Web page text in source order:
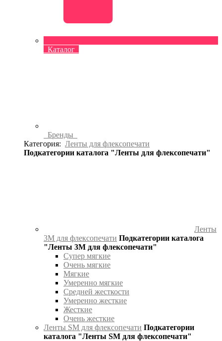
Каталог
Бренды
Категория: Ленты для флексопечати
Подкатегории каталога "Ленты для флексопечати"
Ленты
3М для флексопечати Подкатегории каталога
"Ленты 3М для флексопечати"
Супер мягкие
Очень мягкие
Мягкие
Умеренно мягкие
Средней жесткости
Умеренно жесткие
Жесткие
Очень жесткие
Ленты SM для флексопечати Подкатегории
каталога "Ленты SM для флексопечати"